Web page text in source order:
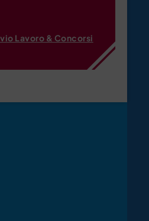
Lavoro & Concorsi